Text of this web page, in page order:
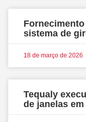
sistema de
18 de março de 2026
Tequaly
de janelas